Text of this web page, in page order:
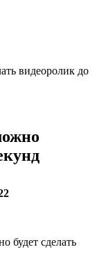
видеоролик до
будет сделать